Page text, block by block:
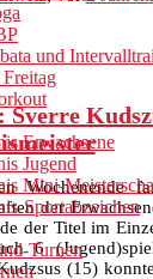
und
Erwachsene
Jugend
Mini-
Sportabzeichen
Turnen
Sverre
Wochenende
der
der Titel im
6
(15)